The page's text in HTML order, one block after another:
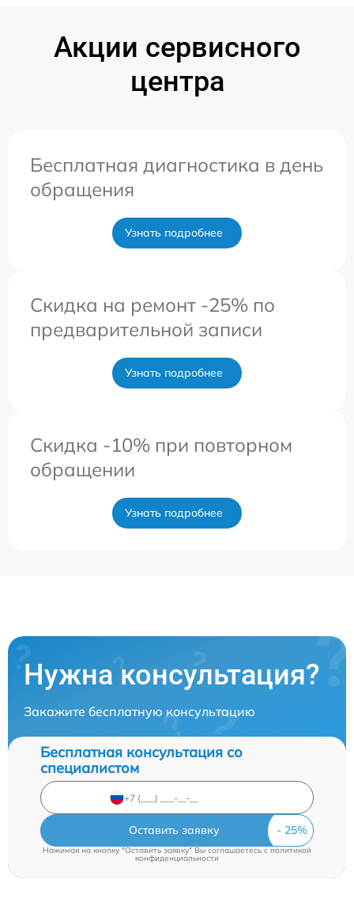
Акции сервисного
центра
Бесплатная диагностика в день
обращения
Узнать подробнее
Скидка на ремонт -25% по
предварительной записи
Узнать подробнее
Скидка -10% при повторном
обращении
Узнать подробнее
Нужна консультация?
Закажите бесплатную консультацию
Бесплатная консультация со
специалистом
Оставить заявку
Нажимая на кнопку "Оставить заявку" Вы соглашаетесь c политикой
конфиденциальности